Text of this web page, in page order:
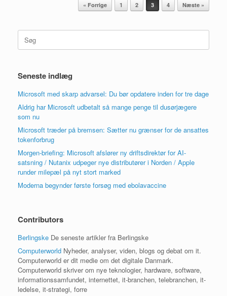
« Forrige 1 2 3 4 Næste »
Søg
efter:
Seneste indlæg
Microsoft med skarp advarsel: Du bør opdatere inden for tre dage
Aldrig har Microsoft udbetalt så mange penge til dusørjægere
som nu
Microsoft træder på bremsen: Sætter nu grænser for de ansattes
tokenforbrug
Morgen-briefing: Microsoft afslører ny driftsdirektør for AI-
satsning / Nutanix udpeger nye distributører i Norden / Apple
runder milepæl på nyt stort marked
Moderna begynder første forsøg med ebolavaccine
Contributors
Berlingske De seneste artikler fra Berlingske
Computerworld Nyheder, analyser, viden, blogs og debat om it.
Computerworld er dit medie om det digitale Danmark.
Computerworld skriver om nye teknologier, hardware, software,
informationssamfundet, internettet, it-branchen, telebranchen, it-
ledelse, it-strategi, forre